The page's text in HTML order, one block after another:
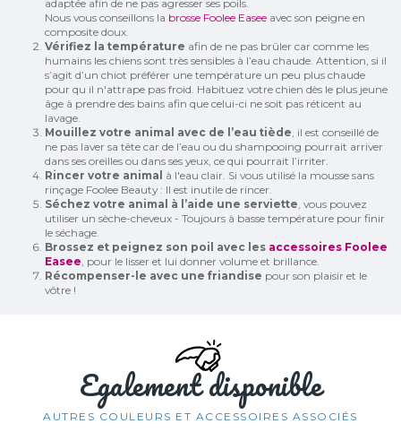
adaptée afin de ne pas agresser ses poils.
Nous vous conseillons la brosse Foolee Easee avec son peigne en
composite doux.
Vérifiez la température afin de ne pas brûler car comme les
humains les chiens sont très sensibles à l’eau chaude. Attention, si il
s’agit d’un chiot préférer une température un peu plus chaude
pour qu il n'attrape pas froid. Habituez votre chien dès le plus jeune
âge à prendre des bains afin que celui-ci ne soit pas réticent au
lavage.
Mouillez votre animal avec de l’eau tiède , il est conseillé de
ne pas laver sa tête car de l’eau ou du shampooing pourrait arriver
dans ses oreilles ou dans ses yeux, ce qui pourrait l’irriter.
Rincer votre animal à l'eau clair. Si vous utilisé la mousse sans
rinçage Foolee Beauty : Il est inutile de rincer.
Séchez votre animal à l’aide une serviette , vous pouvez
utiliser un sèche-cheveux - Toujours à basse température pour finir
le séchage.
Brossez et peignez son poil avec les accessoires Foolee
Easee , pour le lisser et lui donner volume et brillance.
Récompenser-le avec une friandise pour son plaisir et le
vôtre !
Egalement disponible
AUTRES COULEURS ET ACCESSOIRES ASSOCIÉS